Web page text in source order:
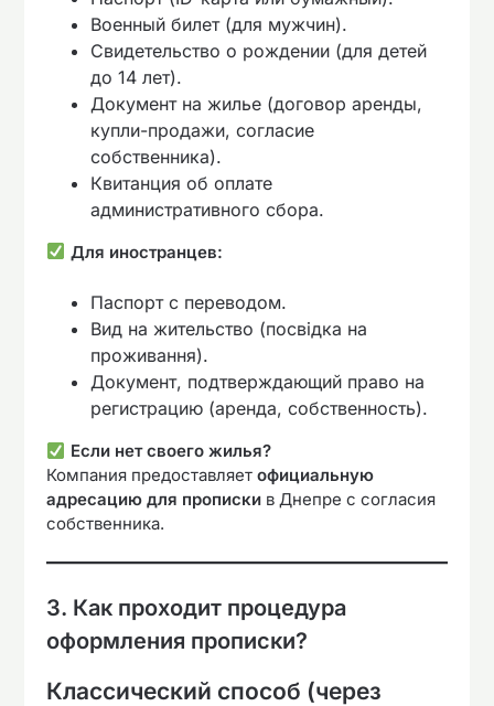
Военный билет (для мужчин).
Свидетельство о рождении (для детей
до 14 лет).
Документ на жилье (договор аренды,
купли-продажи, согласие
собственника).
Квитанция об оплате
административного сбора.
Для иностранцев:
Паспорт с переводом.
Вид на жительство (посвідка на
проживання).
Документ, подтверждающий право на
регистрацию (аренда, собственность).
Если нет своего жилья?
Компания предоставляетофициальную
адресацию для прописки в Днепре с согласия
собственника.
3. Как проходит процедура
оформления прописки?
Классический способ (через